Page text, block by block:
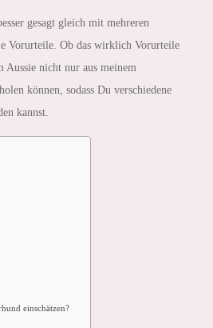
gesagt gleich mit mehreren
Vorurteile. Ob das wirklich Vorurteile
nicht nur aus meinem
können, sodass Du verschiedene
kannst.
einschätzen?